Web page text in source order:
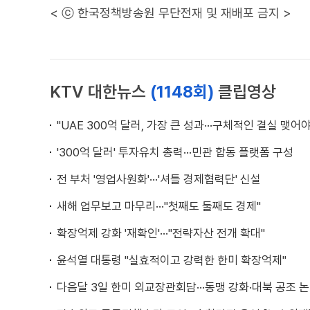
< ⓒ 한국정책방송원 무단전재 및 재배포 금지 >
KTV 대한뉴스 (1148회) 클립영상
"UAE 300억 달러, 가장 큰 성과···구체적인 결실 맺어
'300억 달러' 투자유치 총력···민관 합동 플랫폼 구성
전 부처 '영업사원화'···'셔틀 경제협력단' 신설
새해 업무보고 마무리···"첫째도 둘째도 경제"
확장억제 강화 '재확인'···"전략자산 전개 확대"
윤석열 대통령 "실효적이고 강력한 한미 확장억제"
다음달 3일 한미 외교장관회담···동맹 강화·대북 공조